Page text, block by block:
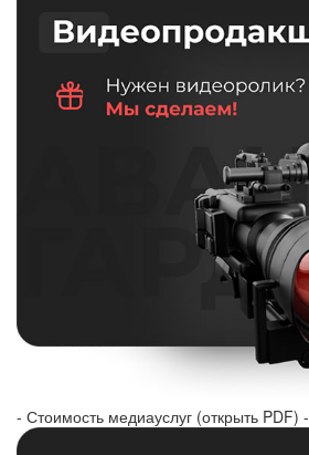
- Стоимость медиауслуг (открыть PDF) -